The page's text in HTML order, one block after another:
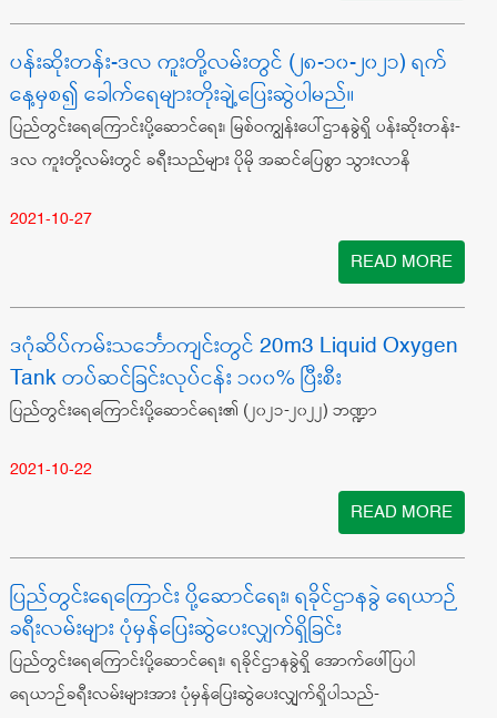
ပန်းဆိုးတန်း-ဒလ ကူးတို့လမ်းတွင် (၂၈-၁၀-၂၀၂၁) ရက်
နေ့မှစ၍ ခေါက်ရေများတိုးချဲ့ပြေးဆွဲပါမည်။
ပြည်တွင်းရေကြောင်းပို့ဆောင်ရေး၊ မြစ်ဝကျွန်းပေါ်ဌာနခွဲရှိ ပန်းဆိုးတန်း-
ဒလ ကူးတို့လမ်းတွင် ခရီးသည်များ ပိုမို အဆင်ပြေစွာ သွားလာနိ
2021-10-27
READ MORE
ဒဂုံဆိပ်ကမ်းသင်္ဘောကျင်းတွင် 20m3 Liquid Oxygen
Tank တပ်ဆင်ခြင်းလုပ်ငန်း ၁၀၀% ပြီးစီး
ပြည်တွင်းရေကြောင်းပို့ဆောင်ရေး၏ (၂၀၂၁-၂၀၂၂) ဘဏ္ဍာ
2021-10-22
READ MORE
ပြည်တွင်းရေကြောင်း ပို့ဆောင်ရေး၊ ရခိုင်ဌာနခွဲ ရေယာဉ်
ခရီးလမ်းများ ပုံမှန်ပြေးဆွဲပေးလျှက်ရှိခြင်း
ပြည်တွင်းရေကြောင်းပို့ဆောင်ရေး၊ ရခိုင်ဌာနခွဲရှိ အောက်ဖေါ်ပြပါ
ရေယာဉ်ခရီးလမ်းများအား ပုံမှန်ပြေးဆွဲပေးလျှက်ရှိပါသည်-